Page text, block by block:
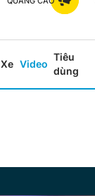
Xe Video
Tiêu
dùng